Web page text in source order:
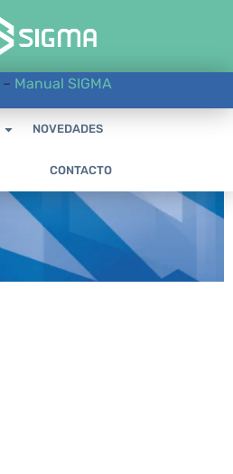
– Manual SIGMA
NOVEDADES
CONTACTO